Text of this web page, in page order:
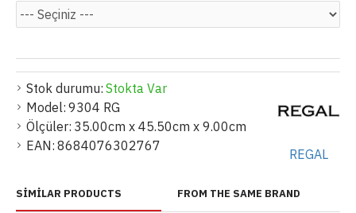
Stok durumu: Stokta Var
Model: 9304 RG
Ölçüler: 35.00cm x 45.50cm x 9.00cm
EAN: 8684076302767
REGAL
SIMILAR PRODUCTS FROM THE SAME BRAND